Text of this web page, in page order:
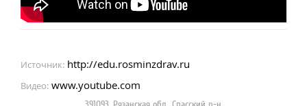
Источник: http://edu.rosminzdrav.ru
Видео: www.youtube.com